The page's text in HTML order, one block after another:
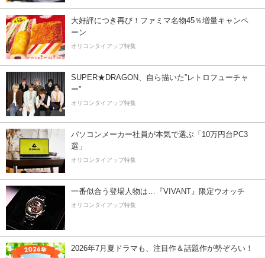
大好評につき再び！ファミマ名物45％増量キャンペ
ーン
オリコンタイアップ特集
SUPER★DRAGON、自ら描いた”レトロフューチャ
ー”
オリコンタイアップ特集
パソコンメーカー社員が本気で選ぶ「10万円台PC3
選」
オリコンタイアップ特集
一番似合う登場人物は…『VIVANT』限定ウオッチ
オリコンタイアップ特集
2026年7月夏ドラマも、注目作＆話題作が勢ぞろい！